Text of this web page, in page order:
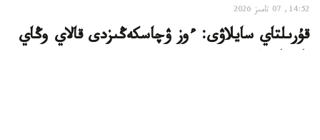
14:52, 07 تامىز 2026
قۇرىلتاي سايلاۋى: ءوز ۋچاسكەڭىزدى قالاي وڭاي